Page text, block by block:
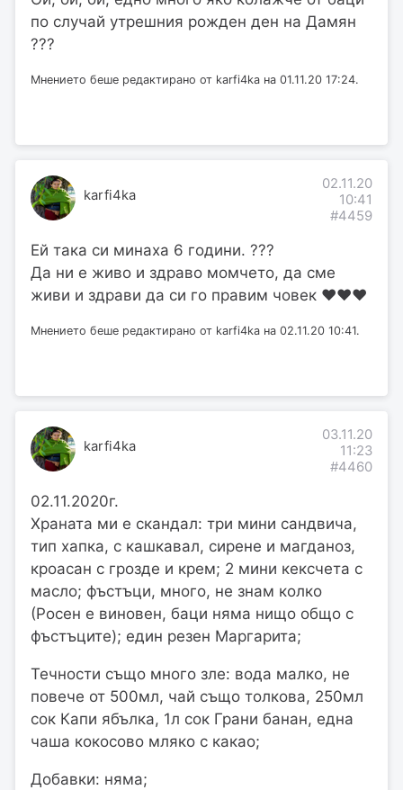
по случай утрешния рожден ден на Дамян
???
Мнението беше редактирано от karfi4ka на 01.11.20 17:24.
karfi4ka
02.11.20
10:41
#4459
Ей така си минаха 6 години. ???
Да ни е живо и здраво момчето, да сме
живи и здрави да си го правим човек ❤️❤️❤️
Мнението беше редактирано от karfi4ka на 02.11.20 10:41.
karfi4ka
03.11.20
11:23
#4460
02.11.2020г.
Храната ми е скандал: три мини сандвича,
тип хапка, с кашкавал, сирене и магданоз,
кроасан с грозде и крем; 2 мини кексчета с
масло; фъстъци, много, не знам колко
(Росен е виновен, баци няма нищо общо с
фъстъците); един резен Маргарита;
Течности също много зле: вода малко, не
повече от 500мл, чай също толкова, 250мл
сок Капи ябълка, 1л сок Грани банан, една
чаша кокосово мляко с какао;
Добавки: няма;